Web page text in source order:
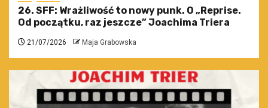
26. SFF: Wrażliwość to nowy punk. O „Reprise.
Od początku, raz jeszcze” Joachima Triera
21/07/2026 Maja Grabowska